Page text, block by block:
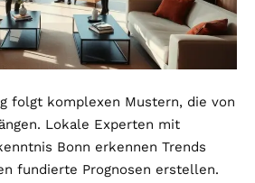
folgt komplexen Mustern, die von
Lokale Experten mit
Bonn erkennen Trends
fundierte Prognosen erstellen.